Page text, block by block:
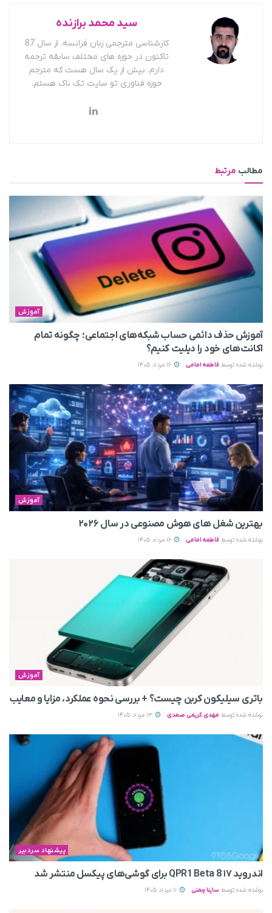
سید محمد برازنده
کارشناسی مترجمی زبان فرانسه. از سال 87
تاکنون در حوزه های مختلف سابقه ترجمه
دارم. بیش از یک سال هست که مترجم
حوزه فناوری تو سایت تک ناک هستم.
مطالب مرتبط
آموزش
آموزش حذف دائمی حساب شبکه‌های اجتماعی؛ چگونه تمام
اکانت‌های خود را دیلیت کنیم؟
نوشته شده توسط فاطمه امامی
آموزش
بهترین شغل های هوش مصنوعی در سال ۲۰۲۶
نوشته شده توسط فاطمه امامی
آموزش
باتری سیلیکون کربن چیست؟ + بررسی نحوه عملکرد، مزایا و معایب
نوشته شده توسط مهدی کریمی صمدی
پیشنهاد سردبیر
اندروید ۱۷ QPR1 Beta 8 برای گوشی‌های پیکسل منتشر شد
نوشته شده توسط ساینا چمنی